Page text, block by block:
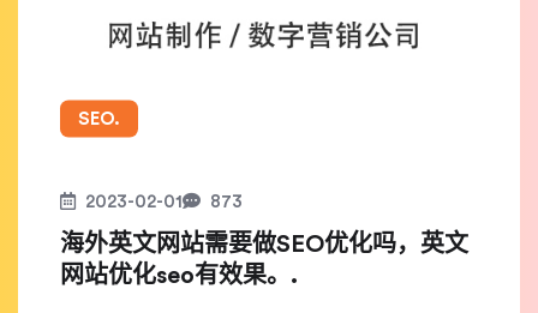
SEO.
2023-02-01 873
海外英文网站需要做SEO优化吗，英文
网站优化seo有效果。.